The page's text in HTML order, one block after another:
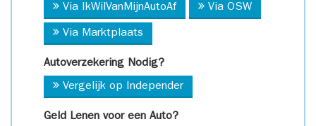
Via IkWilVanMijnAutoAf Via OSW
Via Marktplaats
Autoverzekering Nodig?
Vergelijk op Independer
Geld Lenen voor een Auto?